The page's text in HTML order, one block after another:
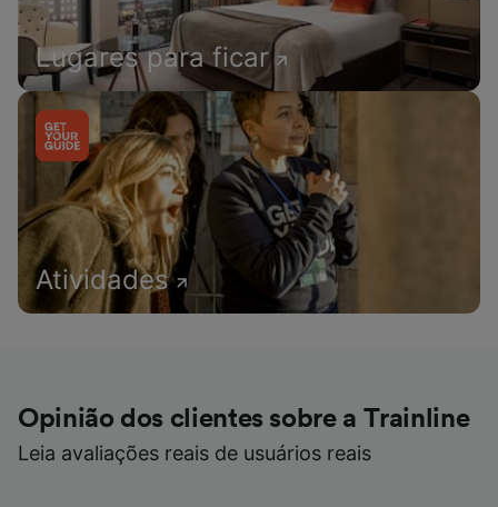
Lugares para ficar
Atividades
Opinião dos clientes sobre a Trainline
Leia avaliações reais de usuários reais